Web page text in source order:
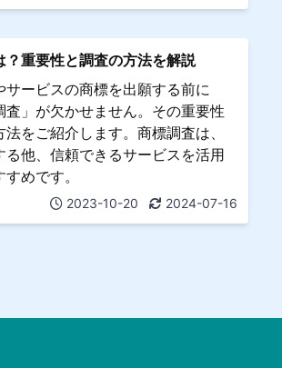
？重要性と調査の方法を解説
サービスの商標を出願する前に
査」が欠かせません。その重要性
をご紹介します。商標調査は、
る他、信頼できるサービスを活用
めです。
2023-10-20 2024-07-16